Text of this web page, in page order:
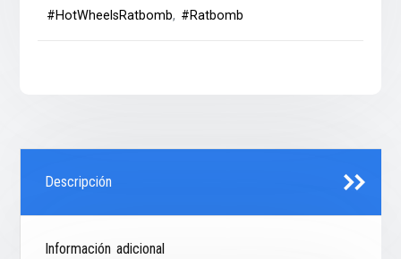
#HotWheelsRatbomb, #Ratbomb
Descripción
Información adicional